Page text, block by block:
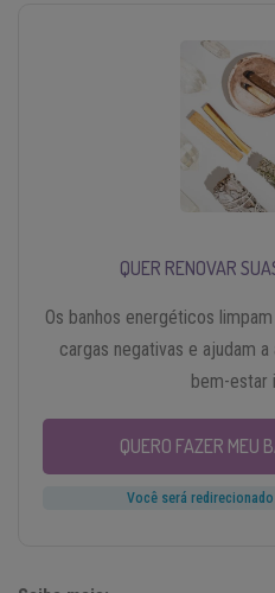
QUER RENOVAR
Os banhos energéticos
cargas negativas e ajudam
bem-estar
QUERO FAZER MEU
Você será